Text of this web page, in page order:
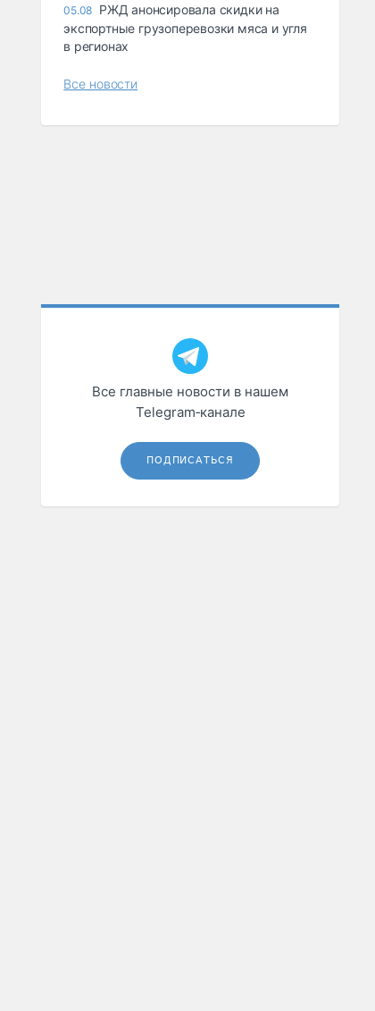
05.08 РЖД анонсировала скидки на
экспортные грузоперевозки мяса и угля
в регионах
Все новости
Все главные новости в нашем
Telegram‑канале
ПОДПИСАТЬСЯ